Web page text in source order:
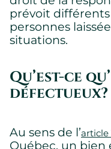
prévoit
personnes
situations.
Qu’est-ce
défectueux?
Au sens de l’article
Québec, un